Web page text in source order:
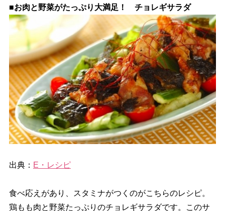
■お肉と野菜がたっぷり大満足！ チョレギサラダ
出典： E・レシピ
食べ応えがあり、スタミナがつくのがこちらのレシピ。
鶏もも肉と野菜たっぷりのチョレギサラダです。このサ